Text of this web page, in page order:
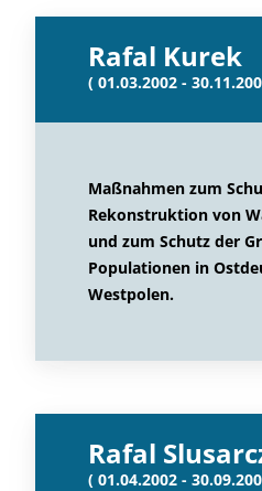
Rafal Kurek
( 01.03.2002 -
Maßnahmen zum
Rekonstruktion von
und zum Schutz der
Populationen in
Westpolen.
Rafal
( 01.04.2002 -